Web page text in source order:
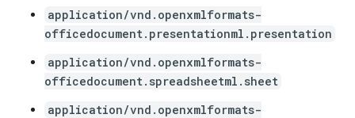
application/vnd.openxmlformats-
officedocument.presentationml.presentation
application/vnd.openxmlformats-
officedocument.spreadsheetml.sheet
application/vnd.openxmlformats-